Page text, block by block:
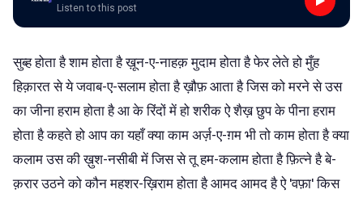
Listen to this post
सुब्ह होता है शाम होता है ख़ून-ए-नाहक़ मुदाम होता है फेर लेते हो मुँह
हिक़ारत से ये जवाब-ए-सलाम होता है ख़ौफ़ आता है जिस को मरने से उस
का जीना हराम होता है आ के रिंदों में हो शरीक ऐ शैख़ छुप के पीना हराम
होता है कहते हो आप का यहाँ क्या काम अर्ज़-ए-ग़म भी तो काम होता है क्या
कलाम उस की ख़ुश-नसीबी में जिस से तू हम-कलाम होता है फ़ित्ने है बे-
क़रार उठने को कौन महशर-ख़िराम होता है आमद आमद है ऐ 'वफ़ा' किस